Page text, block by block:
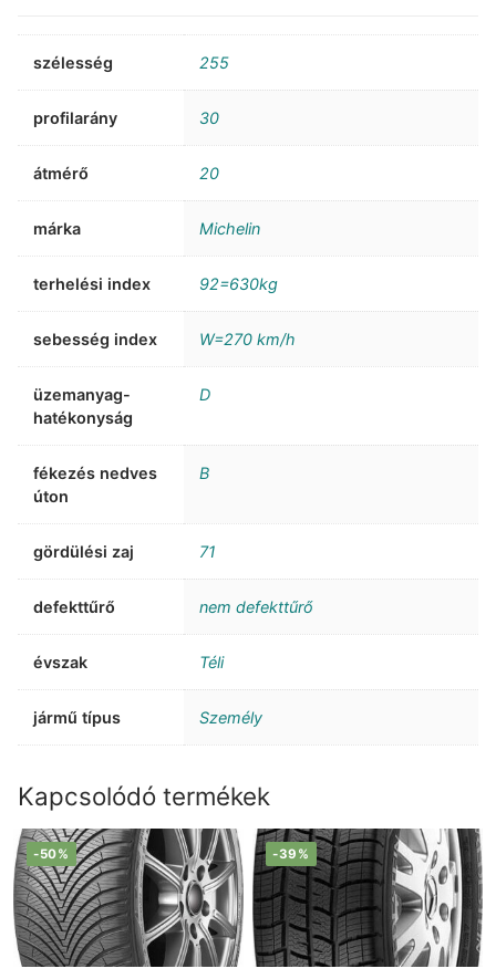
szélesség 255
profilarány 30
átmérő 20
márka Michelin
terhelési index 92=630kg
sebesség index W=270 km/h
üzemanyag-
hatékonyság
D
fékezés nedves
úton
B
gördülési zaj 71
defekttűrő nem defekttűrő
évszak Téli
jármű típus Személy
Kapcsolódó termékek
-50% -39%